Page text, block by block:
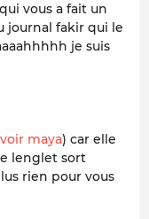
vous a fait un
journal fakir qui le
je suis
voir maya) car elle
lenglet sort
rien pour vous